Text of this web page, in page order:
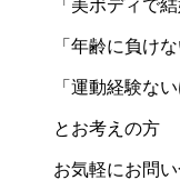
「美ボディで
「年齢に負け
「運動経験な
とお考えの方
お気軽にお問